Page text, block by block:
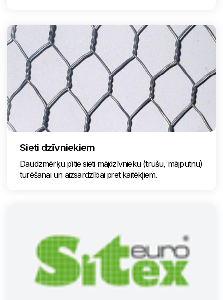
Sieti dzīvniekiem
Daudzmērķu pītie sieti mājdzīvnieku (trušu, mājputnu)
turēšanai un aizsardzībai pret kaitēkļiem.